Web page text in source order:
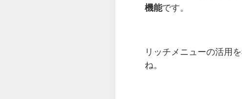
機能です。
リッチメニューの活用
ね。